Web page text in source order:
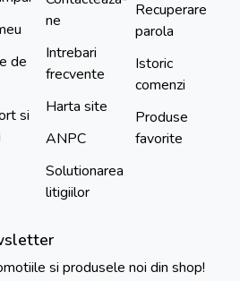
de
si
ne
Intrebari
frecvente
Harta site
ANPC
Solutionarea
litigiilor
Recuperare
parola
Istoric
comenzi
Produse
favorite
si produsele noi din shop!